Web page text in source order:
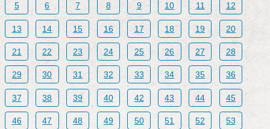
5 6 7 8 9 10 11 12
13 14 15 16 17 18 19 20
21 22 23 24 25 26 27 28
29 30 31 32 33 34 35 36
37 38 39 40 42 43 44 45
46 47 48 49 50 51 52 53